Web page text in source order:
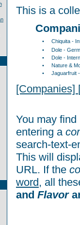
This is a
•
Chiquita -
•
Dole -
•
Dole -
•
Nature &
•
Jaguarfruit
[Companies]
You may
entering a
search-text-
This will
URL. If the
word, all
and Flavor